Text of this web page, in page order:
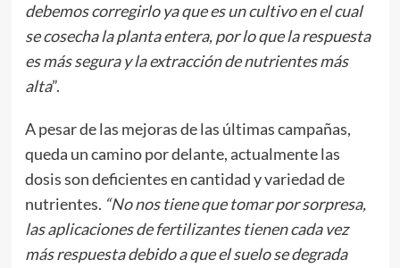
debemos corregirlo ya que es un cultivo en el cual
se cosecha la planta entera, por lo que la respuesta
es más segura y la extracción de nutrientes más
alta”.
A pesar de las mejoras de las últimas campañas,
queda un camino por delante, actualmente las
dosis son deficientes en cantidad y variedad de
nutrientes. “No nos tiene que tomar por sorpresa,
las aplicaciones de fertilizantes tienen cada vez
más respuesta debido a que el suelo se degrada